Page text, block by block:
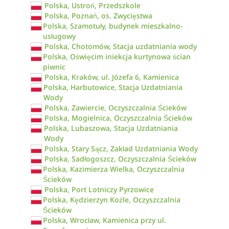
Polska, Ustroń, Przedszkole
Polska, Poznań, os. Zwycięstwa
Polska, Szamotuły, budynek mieszkalno-
usługowy
Polska, Chotomów, Stacja uzdatniania wody
Polska, Oświęcim iniekcja kurtynowa ścian
piwnic
Polska, Kraków, ul. Józefa 6, Kamienica
Polska, Harbutowice, Stacja Uzdatniania
Wody
Polska, Zawiercie, Oczyszczalnia Ścieków
Polska, Mogielnica, Oczyszczalnia Ścieków
Polska, Lubaszowa, Stacja Uzdatniania
Wody
Polska, Stary Sącz, Zakład Uzdatniania Wody
Polska, Sadłogoszcz, Oczyszczalnia Ścieków
Polska, Kazimierza Wielka, Oczyszczalnia
Ścieków
Polska, Port Lotniczy Pyrzowice
Polska, Kędzierzyn Koźle, Oczyszczalnia
Ścieków
Polska, Wrocław, Kamienica przy ul.